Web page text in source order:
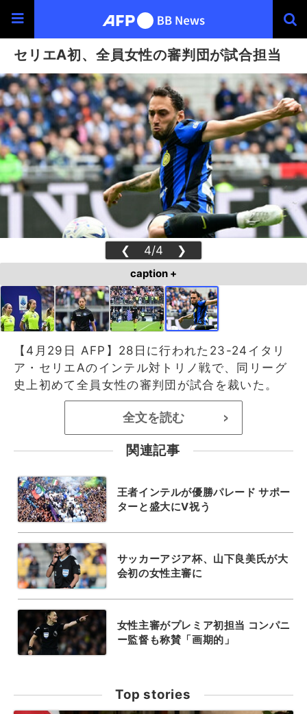
セリエA初、全員女性の審判団が試合担当
❮ 4/4 ❯
caption +
【4月29日 AFP】28日に行われた23-24イタリ
ア・セリエAのインテル対トリノ戦で、同リーグ
史上初めて全員女性の審判団が試合を裁いた。
全文を読む >
関連記事
王者インテルが優勝パレード サポー
ターと盛大にV祝う
サッカーアジア杯、山下良美氏が大
会初の女性主審に
女性主審がプレミア初担当 コンパニ
ー監督も称賛「画期的」
Top stories